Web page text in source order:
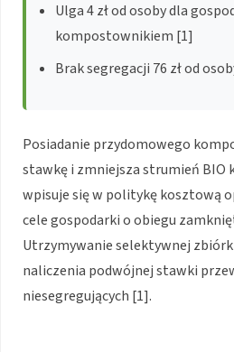
Ulga 4 zł od osoby dla
kompostownikiem [1]
Brak segregacji 76 zł od
Posiadanie przydomowego
stawkę i zmniejsza strumień BIO
wpisuje się w politykę kosztową
cele gospodarki o obiegu
Utrzymywanie selektywnej
naliczenia podwójnej stawki
niesegregujących [1].